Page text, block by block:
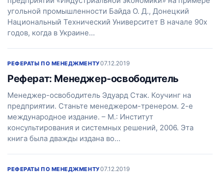
угольной промышленности Байда О. Д., Донецкий
Национальный Технический Университет В начале 90х
годов, когда в Украине…
РЕФЕРАТЫ ПО МЕНЕДЖМЕНТУ07.12.2019
Реферат: Менеджер-освободитель
Менеджер-освободитель Эдуард Стак. Коучинг на
предприятии. Станьте менеджером-тренером. 2-е
международное издание. – М.: Институт
консультирования и системных решений, 2006. Эта
книга была дважды издана во…
РЕФЕРАТЫ ПО МЕНЕДЖМЕНТУ07.12.2019